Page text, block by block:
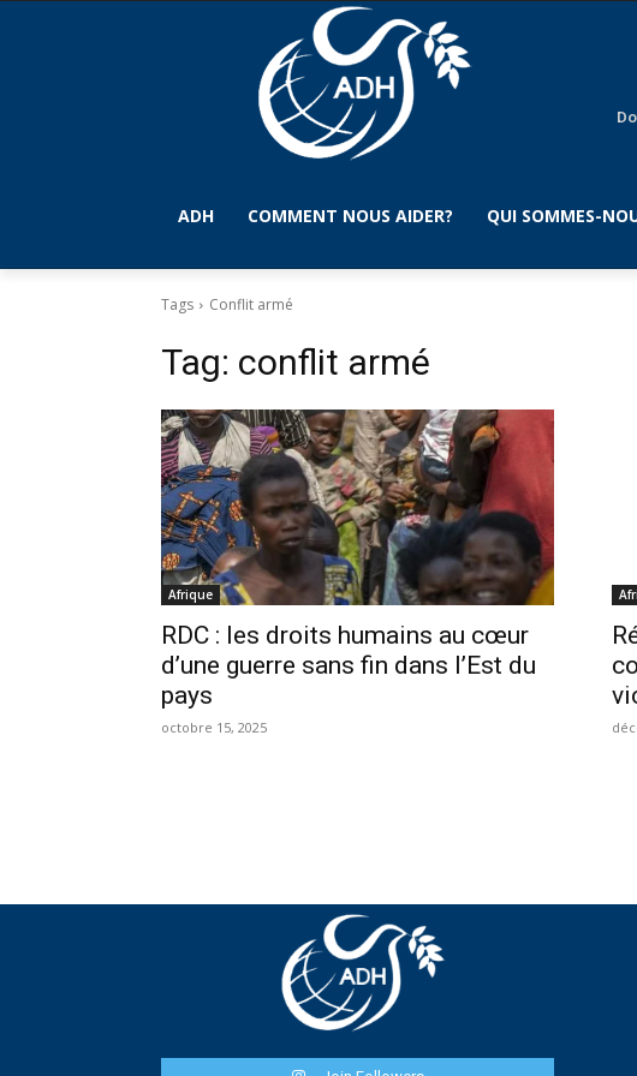
ADH COMMENT NOUS AIDER? QUI SOMMES-
Tags Conflit armé
Tag: conflit armé
Afrique
RDC : les droits humains au cœur
d’une guerre sans fin dans l’Est du
pays
octobre 15, 2025